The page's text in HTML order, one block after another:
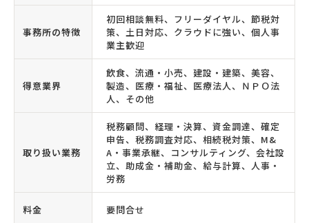
事務所の特徴
初回相談無料、フリーダイヤル、節税対
策、土日対応、クラウドに強い、個人事
業主歓迎
得意業界
飲食、流通・小売、建設・建築、美容、
製造、医療・福祉、医療法人、ＮＰＯ法
人、その他
取り扱い業務
税務顧問、経理・決算、資金調達、確定
申告、税務調査対応、相続税対策、M&
A・事業承継、コンサルティング、会社設
立、助成金・補助金、給与計算、人事・
労務
料金 要問合せ